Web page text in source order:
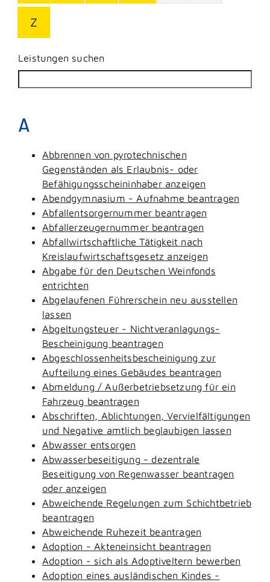
Z
Leistungen suchen
A
Abbrennen von pyrotechnischen
Gegenständen als Erlaubnis- oder
Befähigungsscheininhaber anzeigen
Abendgymnasium - Aufnahme beantragen
Abfallentsorgernummer beantragen
Abfallerzeugernummer beantragen
Abfallwirtschaftliche Tätigkeit nach
Kreislaufwirtschaftsgesetz anzeigen
Abgabe für den Deutschen Weinfonds
entrichten
Abgelaufenen Führerschein neu ausstellen
lassen
Abgeltungsteuer - Nichtveranlagungs-
Bescheinigung beantragen
Abgeschlossenheitsbescheinigung zur
Aufteilung eines Gebäudes beantragen
Abmeldung / Außerbetriebsetzung für ein
Fahrzeug beantragen
Abschriften, Ablichtungen, Vervielfältigungen
und Negative amtlich beglaubigen lassen
Abwasser entsorgen
Abwasserbeseitigung - dezentrale
Beseitigung von Regenwasser beantragen
oder anzeigen
Abweichende Regelungen zum Schichtbetrieb
beantragen
Abweichende Ruhezeit beantragen
Adoption - Akteneinsicht beantragen
Adoption - sich als Adoptiveltern bewerben
Adoption eines ausländischen Kindes -